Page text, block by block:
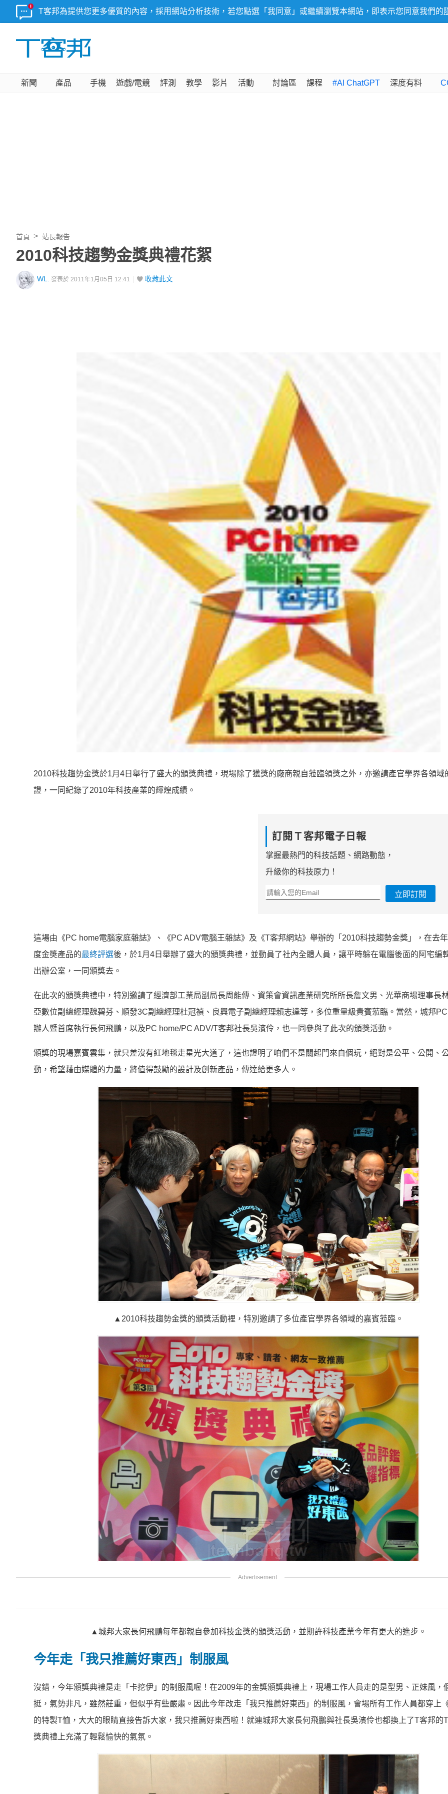
T客邦為提供您更多優質的內容，採用網站分析技術，若您點選「我同意」或繼續瀏覽本網站，即表示您同意我們的
新聞 產品 手機 遊戲/電競 評測 教學 影片 活動 討論區 課程 #AI ChatGPT 深度有料
首頁 站長報告
2010科技趨勢金獎典禮花絮
WL. 發表於 2011年1月05日 12:41 收藏此文
2010科技趨勢金獎於1月4日舉行了盛大的頒獎典禮，現場除了獲獎的廠商親自蒞臨領獎之外，亦邀請產官學界各領域
證，一同紀錄了2010年科技產業的輝煌成績。
訂閱Ｔ客邦電子日報
掌握最熱門的科技話題、網路動態，
升級你的科技原力！
立即訂閱
這場由《PC home電腦家庭雜誌》、《PC ADV電腦王雜誌》及《T客邦網站》舉辦的「2010科技趨勢金獎」，在去
度金奬產品的最終評選後，於1月4日舉辦了盛大的頒獎典禮，並動員了社內全體人員，讓平時躲在電腦後面的阿宅編
出辦公室，一同頒獎去。
在此次的頒獎典禮中，特別邀請了經濟部工業局副局長周能傳、資策會資訊產業研究所所長詹文男、光華商場理事長
亞數位副總經理魏碧芬、順發3C副總經理杜冠禎、良興電子副總經理賴志達等，多位重量級貴賓蒞臨。當然，城邦
辦人暨首席執行長何飛鵬，以及PC home/PC ADV/T客邦社長吳濱伶，也一同參與了此次的頒獎活動。
頒獎的現場嘉賓雲集，就只差沒有紅地毯走星光大道了，這也證明了咱們不是關起門來自個玩，絕對是公平、公開、
動，希望藉由媒體的力量，將值得鼓勵的設計及創新產品，傳達給更多人。
▲2010科技趨勢金獎的頒獎活動裡，特別邀請了多位產官學界各領域的嘉賓蒞臨。
▲城邦大家長何飛鵬每年都親自參加科技金獎的頒獎活動，並期許科技產業今年有更大的進步。
今年走「我只推薦好東西」制服風
沒錯，今年頒獎典禮是走「卡挖伊」的制服風喔！在2009年的金獎頒獎典禮上，現場工作人員走的是型男、正妹風，
挺，氣勢非凡，雖然莊重，但似乎有些嚴肅。因此今年改走「我只推薦好東西」的制服風，會場所有工作人員都穿上
的特製T恤，大大的眼睛直接告訴大家，我只推薦好東西啦！就連城邦大家長何飛鵬與社長吳濱伶也都換上了T客邦的
獎典禮上充滿了輕鬆愉快的氣氛。